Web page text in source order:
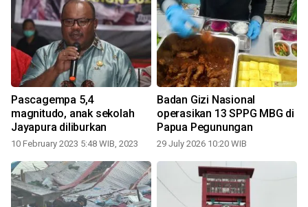
Pascagempa 5,4
magnitudo, anak sekolah
Jayapura diliburkan
10 February 2023 5:48 WIB, 2023
Badan Gizi Nasional
operasikan 13 SPPG MBG di
Papua Pegunungan
29 July 2026 10:20 WIB